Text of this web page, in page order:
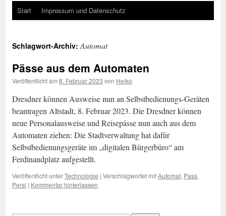
Start Impressum und Datenschutz
Schlagwort-Archiv:Automat
Pässe aus dem Automaten
Veröffentlicht am 8. Februar 2023 von Heiko
Dresdner können Ausweise nun an Selbstbedienungs-Geräten
beantragen Altstadt, 8. Februar 2023. Die Dresdner können
neue Personalausweise und Reisepässe nun auch aus dem
Automaten ziehen: Die Stadtverwaltung hat dafür
Selbstbedienungsgeräte im „digitalen Bürgerbüro“ am
Ferdinandplatz aufgestellt.
Veröffentlicht unterTechnologie | Verschlagwortet mitAutomat, Pass,
Persi | Kommentar hinterlassen